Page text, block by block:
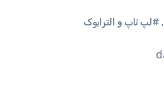
, #لپ تاپ و الترابوک